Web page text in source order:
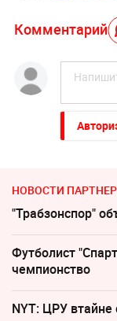
Комментарий
НОВОСТИ
"Трабзонспор"
Футболист
чемпионство
NYT: ЦРУ втайне